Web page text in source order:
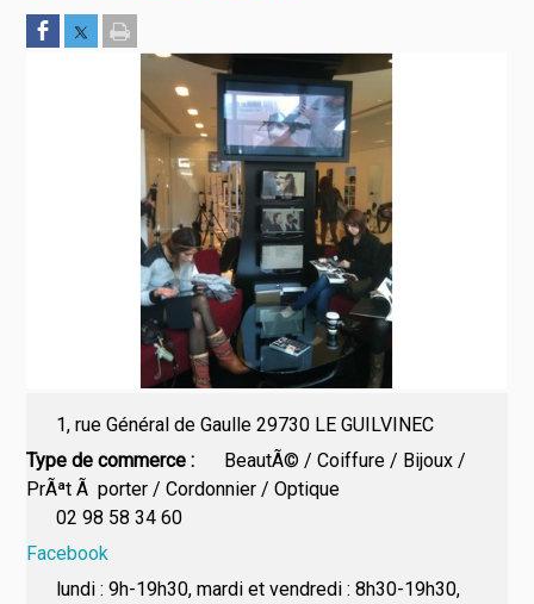
1, rue Général de Gaulle 29730 LE GUILVINEC
Type de commerce
BeautÃ© / Coiffure / Bijoux /
PrÃªt Ã porter / Cordonnier / Optique
02 98 58 34 60
Facebook
lundi : 9h-19h30, mardi et vendredi : 8h30-19h30,